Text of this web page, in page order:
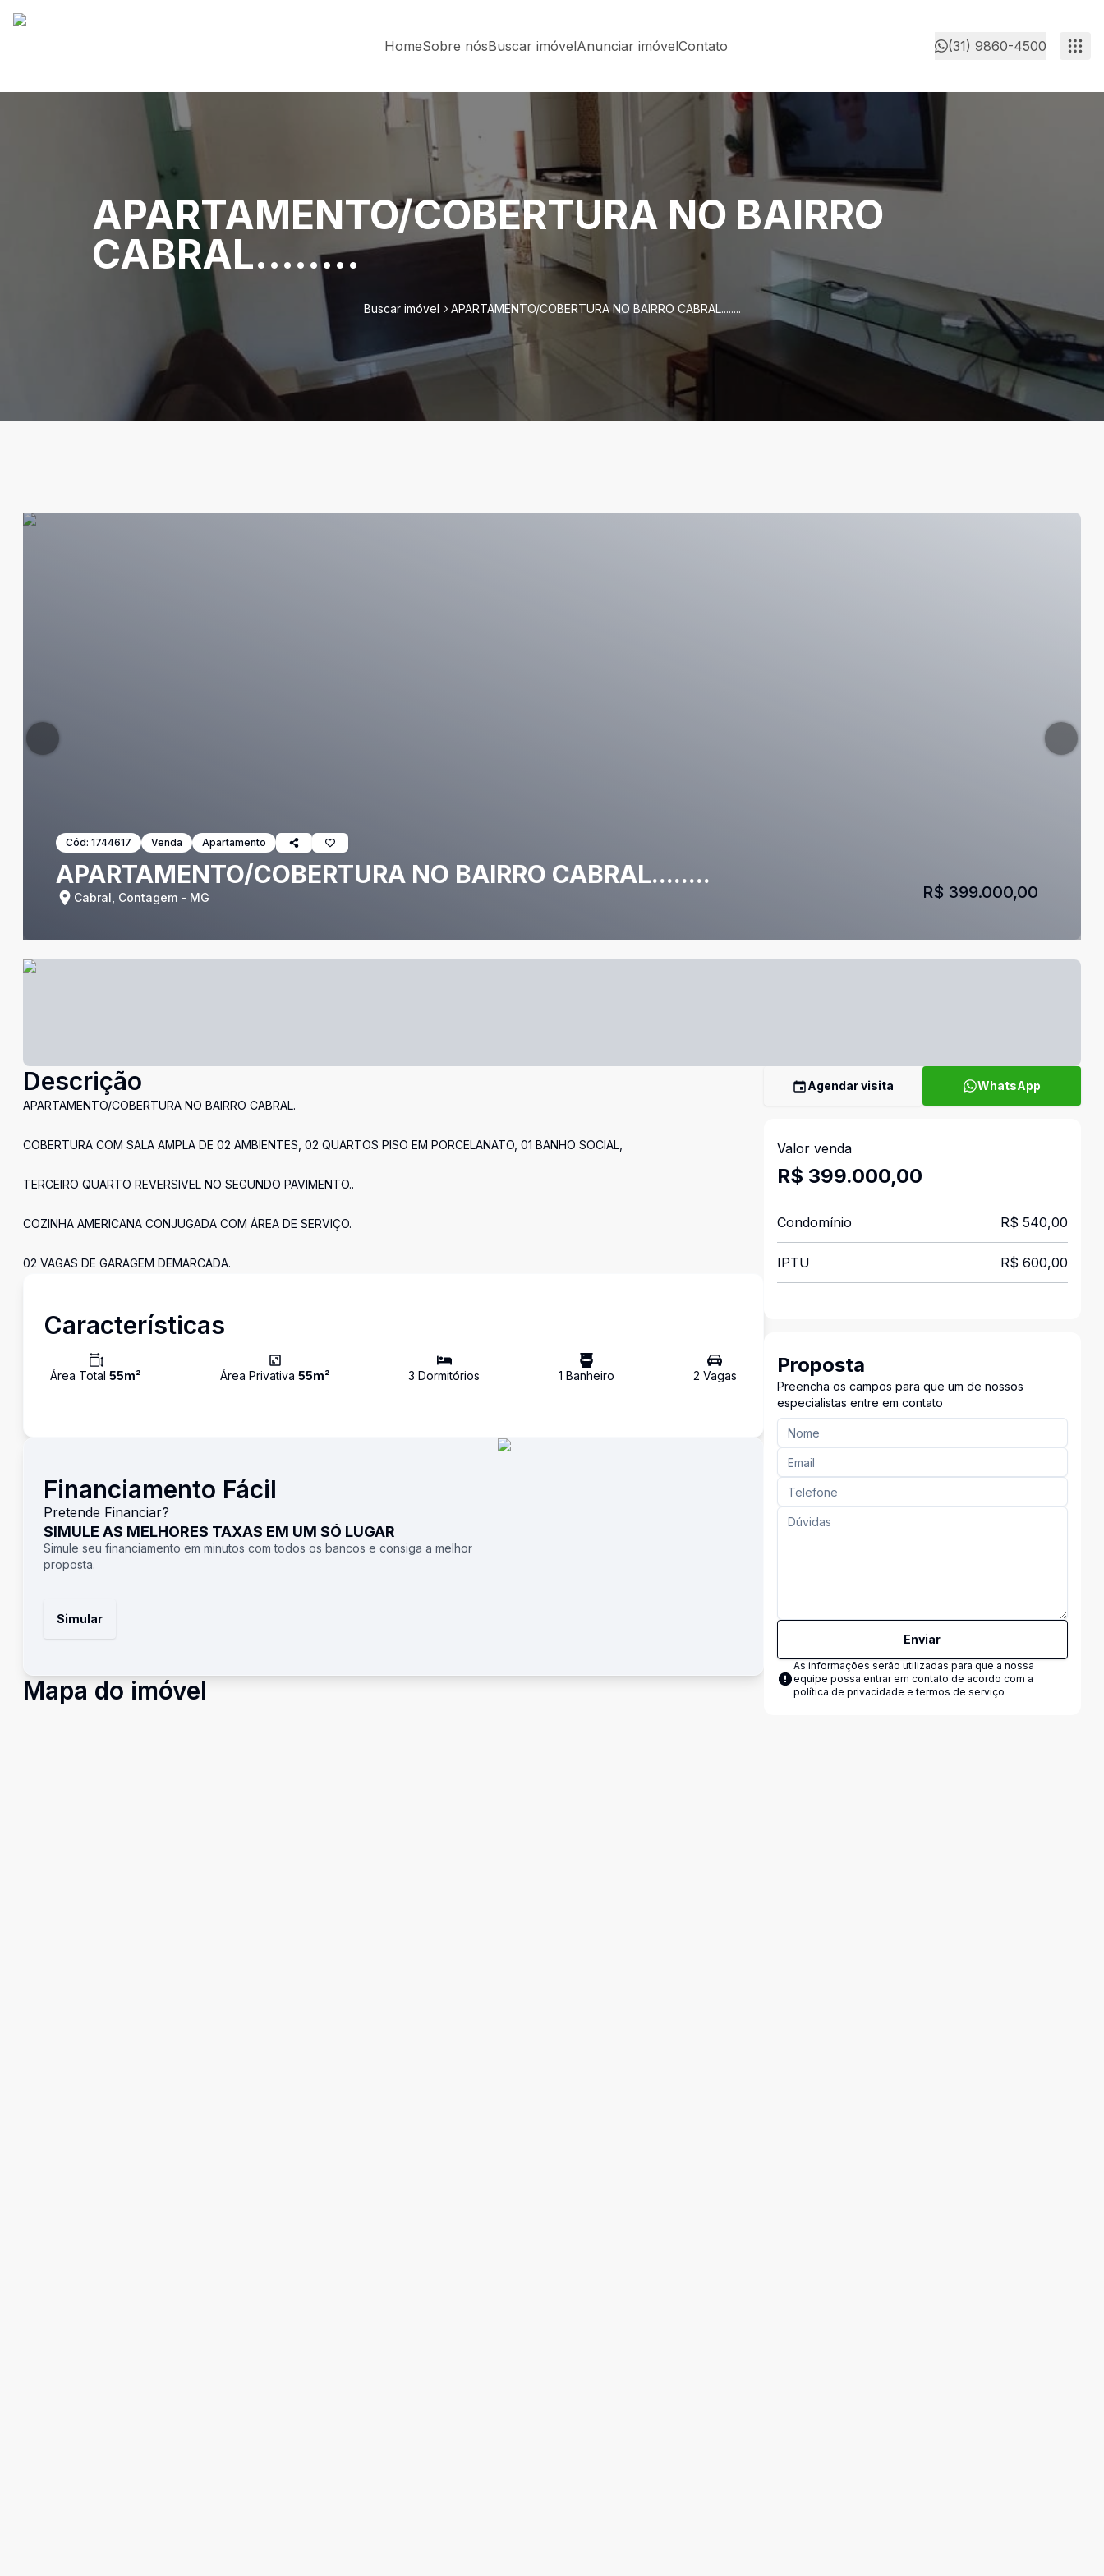
HomeSobre nósBuscar imóvelAnunciar imóvelContato (31) 9860-4500
APARTAMENTO/COBERTURA NO BAIRRO
CABRAL........
Buscar imóvel APARTAMENTO/COBERTURA NO BAIRRO CABRAL........
Cód: 1744617 Venda Apartamento
APARTAMENTO/COBERTURA NO BAIRRO CABRAL........
Cabral, Contagem - MG R$ 399.000,00
Descrição
APARTAMENTO/COBERTURA NO BAIRRO CABRAL.
COBERTURA COM SALA AMPLA DE 02 AMBIENTES, 02 QUARTOS PISO EM PORCELANATO, 01 BANHO SOCIAL,
TERCEIRO QUARTO REVERSIVEL NO SEGUNDO PAVIMENTO..
COZINHA AMERICANA CONJUGADA COM ÁREA DE SERVIÇO.
02 VAGAS DE GARAGEM DEMARCADA.
Características
Área Total 55m² Área Privativa 55m² 3 Dormitórios 1 Banheiro 2 Vagas
Financiamento Fácil
Pretende Financiar?
SIMULE AS MELHORES TAXAS EM UM SÓ LUGAR
Simule seu financiamento em minutos com todos os bancos e consiga a melhor
proposta.
Simular
Mapa do imóvel
Agendar visita WhatsApp
Valor venda
R$ 399.000,00
Condomínio R$ 540,00
IPTU R$ 600,00
Proposta
Preencha os campos para que um de nossos
especialistas entre em contato
Enviar
As informações serão utilizadas para que a nossa
equipe possa entrar em contato de acordo com a
política de privacidade e termos de serviço